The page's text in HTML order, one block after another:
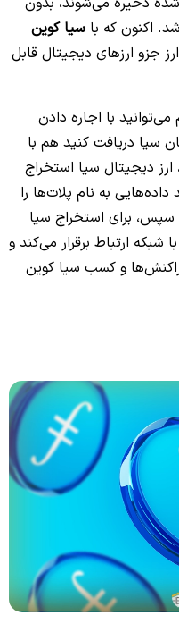
اکنون که با سیا کوین
جزو ارزهای دیجیتال قابل
با اجاره دادن
سیا دریافت کنید هم با
دیجیتال سیا استخراج
داده‌هایی به نام پلات‌ها را
برای استخراج سیا
ارتباط برقرار می‌کند و
و کسب سیا کوین